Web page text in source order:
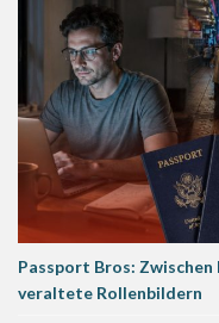
Passport Bros:
veraltete Rollenbildern